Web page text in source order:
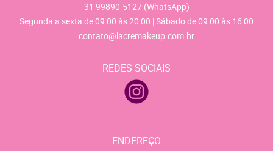
31 99890-5127 (WhatsApp)
Segunda a sexta de 09:00 às 20:00 | Sábado de 09:00 às 16:00
contato@lacremakeup.com.br
REDES SOCIAIS
ENDEREÇO